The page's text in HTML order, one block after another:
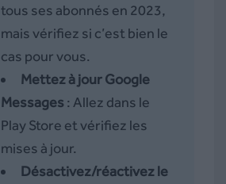
tous ses abonnés en 2023,
mais vérifiez si c’est bien le
cas pour vous.
Mettez à jour Google
Messages : Allez dans le
Play Store et vérifiez les
mises à jour.
Désactivez/réactivez le